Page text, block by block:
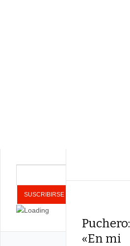
Puchero:
«En mi